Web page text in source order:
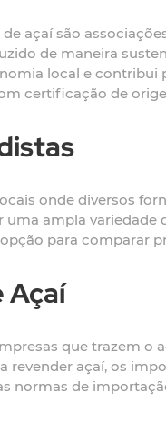
açaí são
de maneira
local e
certificação de
onde diversos
uma ampla
para comparar
Açaí
que trazem o
revender açaí, os
normas de